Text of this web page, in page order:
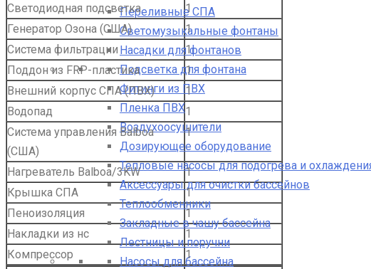
Переливные СПА
Светомузыкальные фонтаны
Насадки для фонтанов
Подсветка для фонтана
Фитинги из ПВХ
Пленка ПВХ
Воздухоосушители
Дозирующее оборудование
Тепловые насосы для подогрева и
Аксессуары для очистки бассейнов
Теплообменники
Закладные в чашу бассейна
Лестницы и поручни
Насосы для бассейна
Светодиодная подсветка
1
Генератор Озона (США)
1
Система фильтрации
1
Поддон из FRP-пластика
1
Внешний корпус СПА (ПВХ)
1
Водопад
1
Система управления Balboa
(США)
1
Нагреватель Balboa/3KW
1
Крышка СПА
1
Пеноизоляция
1
Накладки из нс
1
Компрессор
1